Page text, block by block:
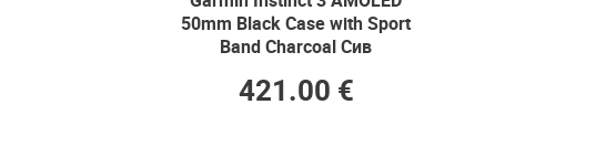
50mm Black Case with Sport
Band Charcoal Сив
421.00 €